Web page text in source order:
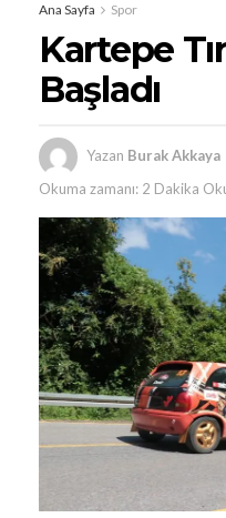
Ana Sayfa Spor
Kartepe
Başladı
Yazan Burak Akkaya
Okuma zamanı: 2 Dakika